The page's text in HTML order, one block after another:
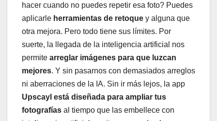
hacer cuando no puedes repetir esa foto? Puedes
aplicarle herramientas de retoque y alguna que
otra mejora. Pero todo tiene sus límites. Por
suerte, la llegada de la inteligencia artificial nos
permite arreglar imágenes para que luzcan
mejores. Y sin pasarnos con demasiados arreglos
ni aberraciones de la IA. Sin ir más lejos, la app
Upscayl está diseñada para ampliar tus
fotografías al tiempo que las embellece con